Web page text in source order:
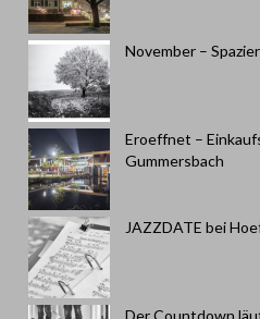
November –
Eroeffnet –
Gummersbach
JAZZDATE bei
Der Countdown